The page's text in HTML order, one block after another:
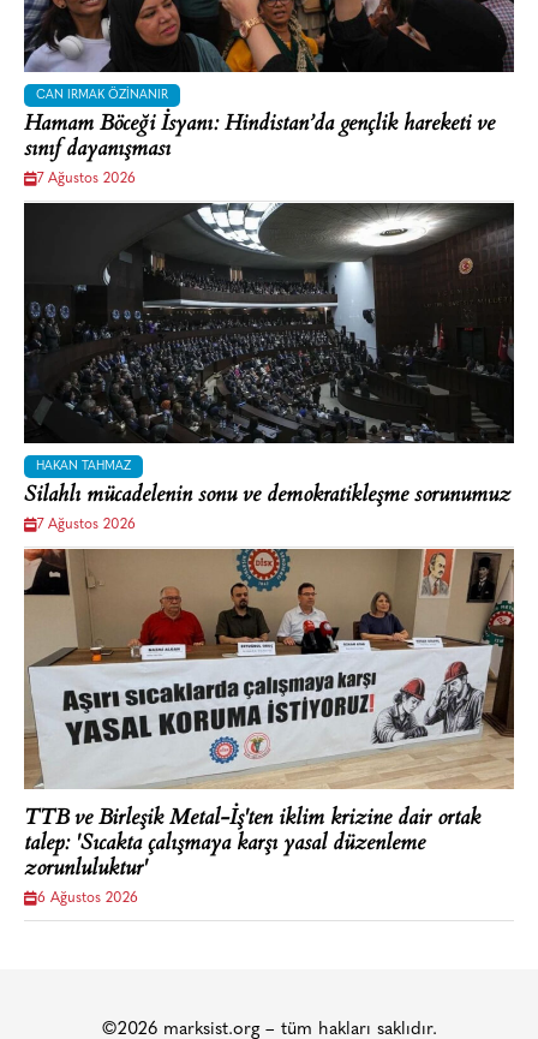
CAN IRMAK ÖZINANIR
Hamam Böceği İsyanı: Hindistan’da gençlik hareketi ve
sınıf dayanışması
7 Ağustos 2026
HAKAN TAHMAZ
Silahlı mücadelenin sonu ve demokratikleşme sorunumuz
7 Ağustos 2026
TTB ve Birleşik Metal-İş'ten iklim krizine dair ortak
talep: 'Sıcakta çalışmaya karşı yasal düzenleme
zorunluluktur'
6 Ağustos 2026
©2026 marksist.org – tüm hakları saklıdır.